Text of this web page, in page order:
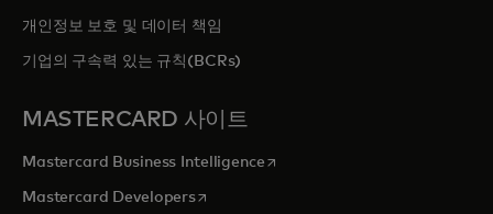
개인정보 보호 및 데이터 책임
기업의 구속력 있는 규칙(BCRs)
MASTERCARD 사이트
Mastercard Business Intelligence새 탭에서 열림
Mastercard Developers새 탭에서 열림